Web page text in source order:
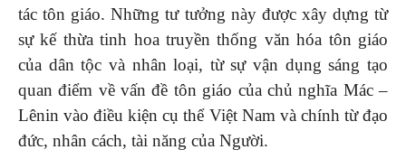
tác tôn giáo. Những tư tưởng này được xây dựng từ
sự kế thừa tinh hoa truyền thống văn hóa tôn giáo
của dân tộc và nhân loại, từ sự vận dụng sáng tạo
quan điểm về vấn đề tôn giáo của chủ nghĩa Mác –
Lênin vào điều kiện cụ thể Việt Nam và chính từ đạo
đức, nhân cách, tài năng của Người.